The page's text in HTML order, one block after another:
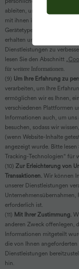
ableiten, um besser zu
mit ihnen interagieren. Zum
Gerätetypen und wie
erhalten und wo sie auf der
Dienstleistungen zu
lesen Sie den Abschnitt „
für weitere Informationen.
(9) Um Ihre Erfahrung zu
verarbeiten, um Ihre
ermöglichen wir es Ihnen,
verschiedenen Plattformen
Informationen auch, um
besuchen, sodass wir
(wenn Website-Inhalte
angezeigt wurde. Bitte
Tracking-Technologien“ für
(10) Zur Erleichterung von
Transaktionen. Wir können
unserer Dienstleistungen
Unternehmensübernahmen,
erforderlich ist.
(11) Mit Ihrer Zustimmung.
anderen Zweck offenlegen,
Informationen mitgeteilt
die von Ihnen
Dienstleistungen
hin.